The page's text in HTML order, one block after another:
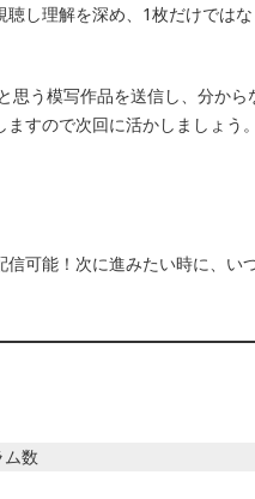
し理解を深め、1枚だけでは
う模写作品を送信し、分から
すので次回に活かしましょう。
可能！次に進みたい時に、い
ム数